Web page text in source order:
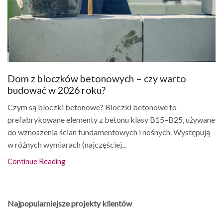
Dom z bloczków betonowych – czy warto
budować w 2026 roku?
Czym są bloczki betonowe? Bloczki betonowe to
prefabrykowane elementy z betonu klasy B15–B25, używane
do wznoszenia ścian fundamentowych i nośnych. Występują
w różnych wymiarach (najczęściej...
Continue Reading
Najpopularniejsze projekty klientów